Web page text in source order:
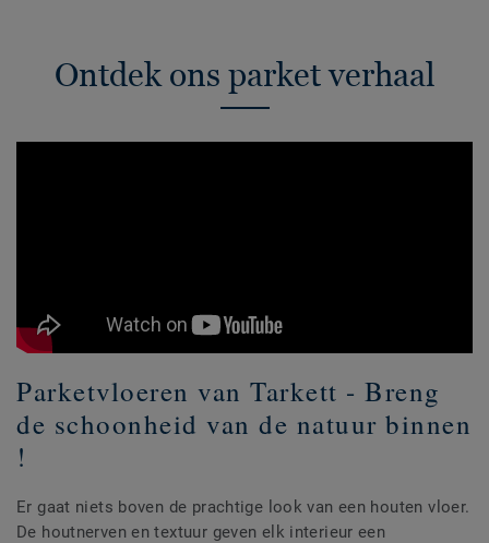
Ontdek ons parket verhaal
Parketvloeren van Tarkett - Breng
de schoonheid van de natuur binnen
!
Er gaat niets boven de prachtige look van een houten vloer.
De houtnerven en textuur geven elk interieur een